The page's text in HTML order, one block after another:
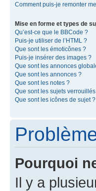
Comment puis-je remonter
Mise en forme et types de
Qu’est-ce que le BBCode ?
Puis-je utiliser de l’HTML ?
Que sont les émoticônes ?
Puis-je insérer des images ?
Que sont les annonces
Que sont les annonces ?
Que sont les notes ?
Que sont les sujets
Que sont les icônes de sujet ?
Pourquoi
Il y a